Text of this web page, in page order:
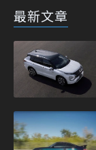
最新文章